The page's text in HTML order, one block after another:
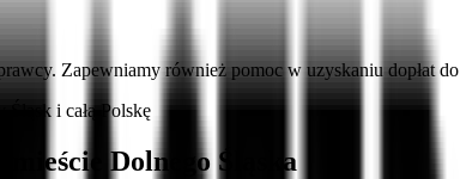
Zapewniamy również pomoc w uzyskaniu dopłat
i całą Polskę
Dolnego Śląska